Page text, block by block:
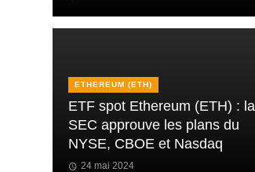
ETHEREUM (ETH)
ETF spot Ethereum (ETH) : la
SEC approuve les plans du
NYSE, CBOE et Nasdaq
24 mai 2024